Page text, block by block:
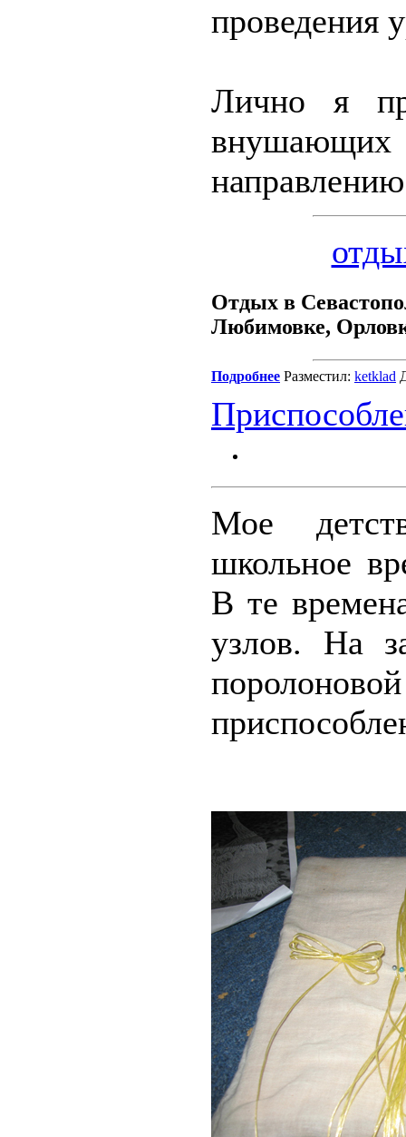
проведения
Лично я
Отдых в
Любимовке,
Подробнее Разместил: ketklad
Мое
школьное
В те
узлов. На